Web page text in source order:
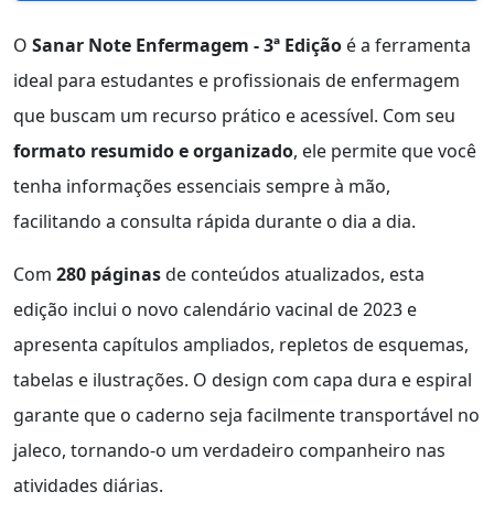
O Sanar Note Enfermagem - 3ª Edição é a ferramenta
ideal para estudantes e profissionais de enfermagem
que buscam um recurso prático e acessível. Com seu
formato resumido e organizado, ele permite que você
tenha informações essenciais sempre à mão,
facilitando a consulta rápida durante o dia a dia.
Com 280 páginasde conteúdos atualizados, esta
edição inclui o novo calendário vacinal de 2023 e
apresenta capítulos ampliados, repletos de esquemas,
tabelas e ilustrações. O design com capa dura e espiral
garante que o caderno seja facilmente transportável no
jaleco, tornando-o um verdadeiro companheiro nas
atividades diárias.